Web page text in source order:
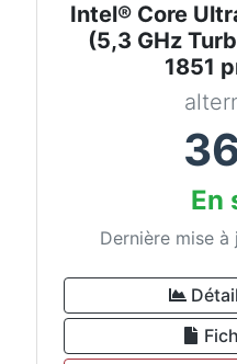
Intel® Core
(5,3 GHz
1851
En
Dernière mise